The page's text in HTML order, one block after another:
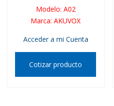
Modelo: A02
Marca:AKUVOX
Acceder a mi Cuenta
Cotizar producto